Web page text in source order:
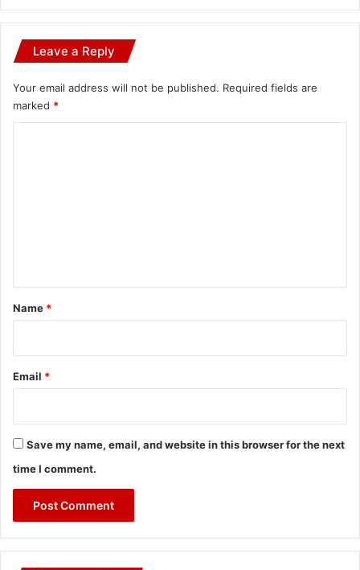
Leave a Reply
Your email address will not be published. Required fields are
marked *
*
Name *
Email *
Save my name, email, and website in this browser for the next
time I comment.